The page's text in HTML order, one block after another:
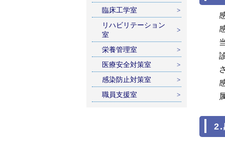
臨床工学室
リハビリテーション
室
栄養管理室
医療安全対策室
感染防止対策室
職員支援室
2.